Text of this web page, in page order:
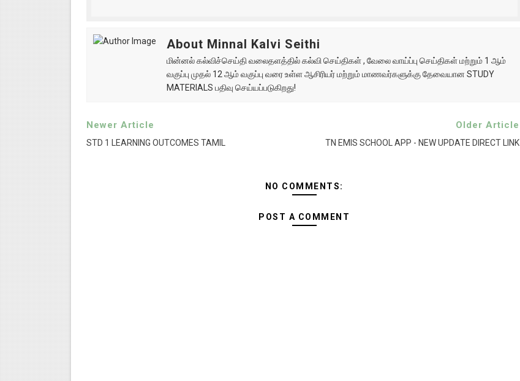
About Minnal Kalvi Seithi
மின்னல் கல்விச்செய்தி வலைதளத்தில் கல்வி செய்திகள் , வேலை வாய்ப்பு செய்திகள் மற்றும் 1 ஆம்
வகுப்பு முதல் 12 ஆம் வகுப்பு வரை உள்ள ஆசிரியர் மற்றும் மாணவர்களுக்கு தேவையான STUDY
MATERIALS பதிவு செய்யப்படுகிறது!
Newer Article
STD 1 LEARNING OUTCOMES TAMIL
Older Article
TN EMIS SCHOOL APP - NEW UPDATE DIRECT LINK
NO COMMENTS:
POST A COMMENT